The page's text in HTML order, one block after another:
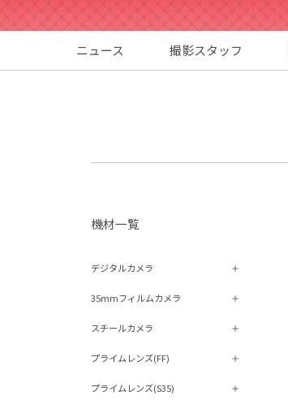
ニュース 撮影スタッフ
機材⼀覧
デジタルカメラ
35mmフィルムカメラ
スチールカメラ
プライムレンズ(FF)
プライムレンズ(S35)